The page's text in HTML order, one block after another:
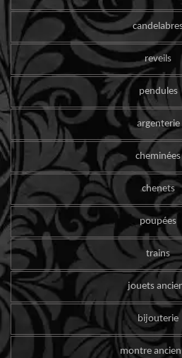
reveils
pendules
argenterie
cheminées
chenets
poupées
trains
jouets
bijouterie
montre